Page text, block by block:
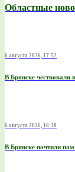
Областные
6 августа 2026, 17:52
В Брянске чествовали
6 августа 2026, 16:38
В Брянске почтили